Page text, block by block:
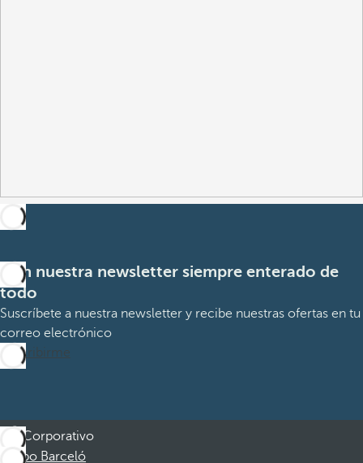
Con nuestra newsletter siempre enterado de
todo
Suscríbete a nuestra newsletter y recibe nuestras ofertas en tu
correo electrónico
Suscribirme
Corporativo
Grupo Barceló